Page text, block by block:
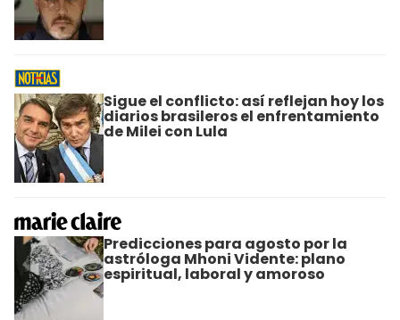
Sigue el conflicto: así reflejan hoy los
diarios brasileros el enfrentamiento
de Milei con Lula
Predicciones para agosto por la
astróloga Mhoni Vidente: plano
espiritual, laboral y amoroso